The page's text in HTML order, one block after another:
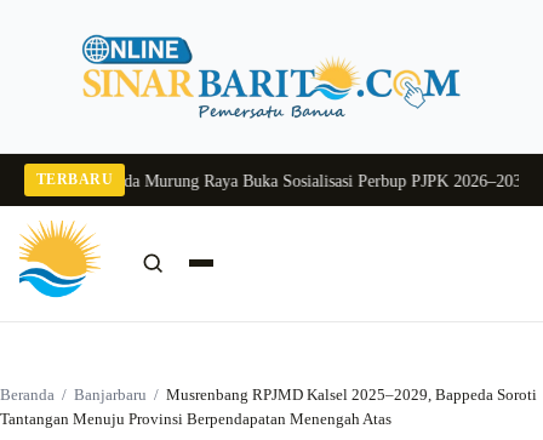
TERBARU
2026Pj Sekda Murung Raya Buka Sosialisasi Perbup PJPK 2026–2030
Beranda / Banjarbaru / Musrenbang RPJMD Kalsel 2025–2029, Bappeda Soroti
Tantangan Menuju Provinsi Berpendapatan Menengah Atas